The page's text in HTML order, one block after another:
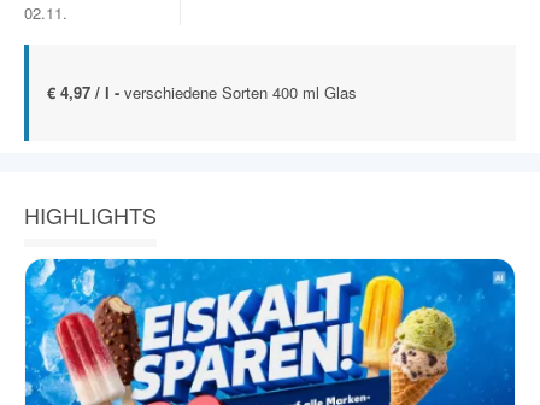
02.11.
€ 4,97 / l - verschiedene Sorten 400 ml Glas
HIGHLIGHTS